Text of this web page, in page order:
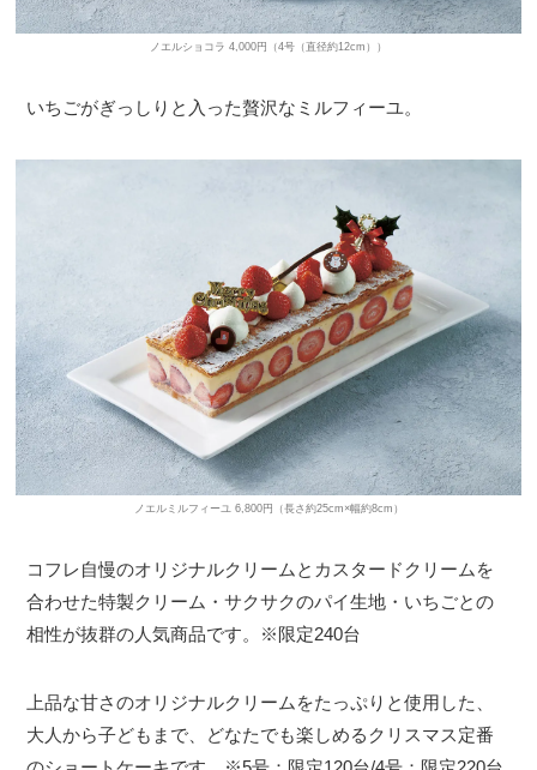
ノエルショコラ 4,000円（4号（直径約12cm））
いちごがぎっしりと入った贅沢なミルフィーユ。
ノエルミルフィーユ 6,800円（長さ約25cm×幅約8cm）
コフレ自慢のオリジナルクリームとカスタードクリームを
合わせた特製クリーム・サクサクのパイ生地・いちごとの
相性が抜群の人気商品です。※限定240台
上品な甘さのオリジナルクリームをたっぷりと使用した、
大人から子どもまで、どなたでも楽しめるクリスマス定番